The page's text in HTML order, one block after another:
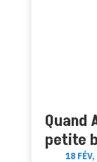
Quand
petite
18